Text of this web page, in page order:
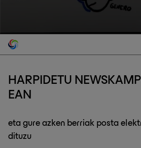
HARPIDETU
EAN
eta gure azken berriak posta
dituzu